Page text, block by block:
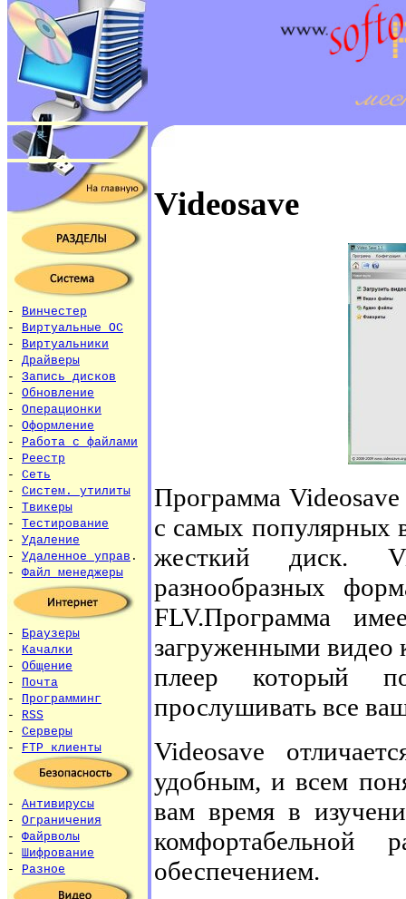
- Винчестер
- Виртуальные ОС
- Виртуальники
- Драйверы
- Запись дисков
- Обновление
- Операционки
- Оформление
- Работа с файлами
- Реестр
- Сеть
- Систем. утилиты
- Твикеры
- Тестирование
- Удаление
- Удаленное управ .
- Файл менеджеры
- Браузеры
- Качалки
- Общение
- Почта
- Программинг
- RSS
- Серверы
- FTP клиенты
- Антивирусы
- Ограничения
- Файрволы
- Шифрование
- Разное
Videosave
Программа
с самых популярных
жесткий диск.
разнообразных
FLV.Программа
загруженными видео
плеер который
прослушивать все
Videosave
удобным, и всем
вам время в
обеспечением.